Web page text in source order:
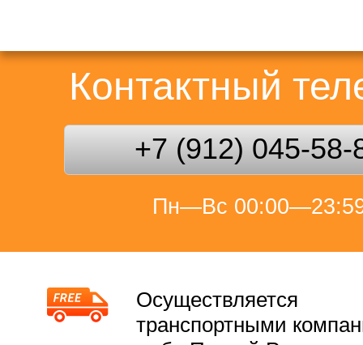
Контактный
+7 (912) 045-58-
Пн—Вс
Осуществляется
транспортными